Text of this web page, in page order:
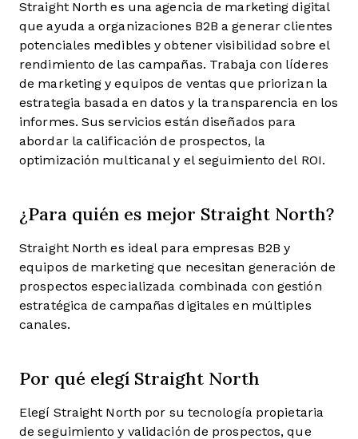
Straight North es una agencia de marketing digital
que ayuda a organizaciones B2B a generar clientes
potenciales medibles y obtener visibilidad sobre el
rendimiento de las campañas. Trabaja con líderes
de marketing y equipos de ventas que priorizan la
estrategia basada en datos y la transparencia en los
informes. Sus servicios están diseñados para
abordar la calificación de prospectos, la
optimización multicanal y el seguimiento del ROI.
¿Para quién es mejor Straight North?
Straight North es ideal para empresas B2B y
equipos de marketing que necesitan generación de
prospectos especializada combinada con gestión
estratégica de campañas digitales en múltiples
canales.
Por qué elegí Straight North
Elegí Straight North por su tecnología propietaria
de seguimiento y validación de prospectos, que